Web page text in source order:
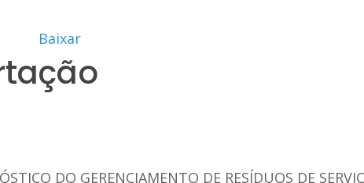
Baixar
DO GERENCIAMENTO DE RESÍDUOS DE